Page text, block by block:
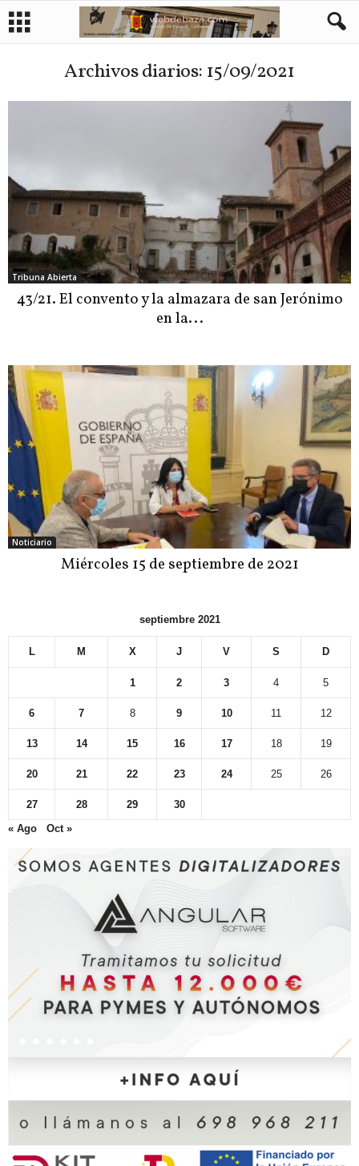
Archivos diarios: 15/09/2021
Tribuna Abierta
43/21. El convento y la almazara de san Jerónimo
en la...
Noticiario
Miércoles 15 de septiembre de 2021
septiembre 2021
L M X J V S D
1 2 3 4 5
6 7 8 9 10 11 12
13 14 15 16 17 18 19
20 21 22 23 24 25 26
27 28 29
30
« Ago
Oct »